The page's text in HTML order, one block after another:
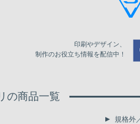
印刷やデザイン、
制作のお役立ち情報を配信中！
の商品一覧
規格外